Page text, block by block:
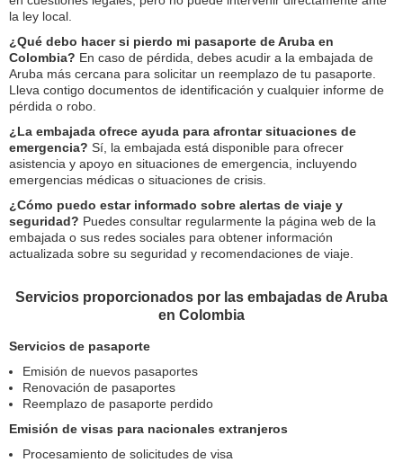
la ley local.
¿Qué debo hacer si pierdo mi pasaporte de Aruba en
Colombia? En caso de pérdida, debes acudir a la embajada de
Aruba más cercana para solicitar un reemplazo de tu pasaporte.
Lleva contigo documentos de identificación y cualquier informe de
pérdida o robo.
¿La embajada ofrece ayuda para afrontar situaciones de
emergencia? Sí, la embajada está disponible para ofrecer
asistencia y apoyo en situaciones de emergencia, incluyendo
emergencias médicas o situaciones de crisis.
¿Cómo puedo estar informado sobre alertas de viaje y
seguridad? Puedes consultar regularmente la página web de la
embajada o sus redes sociales para obtener información
actualizada sobre su seguridad y recomendaciones de viaje.
Servicios proporcionados por las embajadas de Aruba
en Colombia
Servicios de pasaporte
Emisión de nuevos pasaportes
Renovación de pasaportes
Reemplazo de pasaporte perdido
Emisión de visas para nacionales extranjeros
Procesamiento de solicitudes de visa